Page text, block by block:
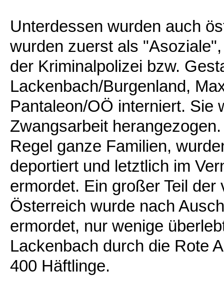
Unterdessen wurden auch
wurden zuerst als
der Kriminalpolizei bzw.
Lackenbach/Burgenland,
Pantaleon/OÖ interniert. Sie
Zwangsarbeit
Regel ganze Familien,
deportiert und letztlich im
ermordet. Ein großer Teil
Österreich wurde nach
ermordet, nur wenige
Lackenbach durch die Rote
400 Häftlinge.